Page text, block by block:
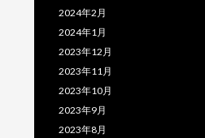
2024年2月
2024年1月
2023年12月
2023年11月
2023年10月
2023年9月
2023年8月